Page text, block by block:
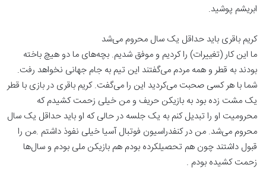
ابریشم پوشید.
کریم باقری باید حداقل یک سال محروم می‌شد
ما این کار (تغییرات) را کردیم و موفق شدیم. بچه‌های ما دو هیچ باخته
بودند به قطر و همه مردم می‌گفتند این تیم به جام جهانی نخواهد رفت.
شما با هر کسی صحبت می‌کردید این را می‌گفت. کریم باقری در بازی با قطر
یک مشت زده بود به بازیکن حریف و من خیلی زحمت کشیدم که
محرومیت او را تبدیل کنم به یک جلسه در حالی که او باید حداقل یک سال
محروم می‌شد. من در کنفدراسیون فوتبال آسیا خیلی نفوذ داشتم .من را
قبول داشتند چون هم تحصیلکرده بودم هم بازیکن ملی بودم و سال‌ها
زحمت کشیده بودم .